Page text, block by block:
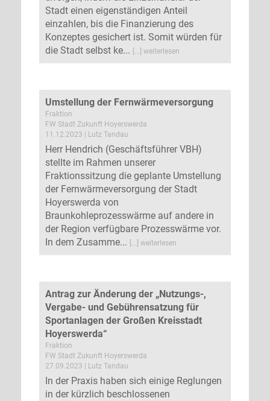
Stadt einen eigenständigen Anteil
einzahlen, bis die Finanzierung des
Konzeptes gesichert ist. Somit würden für
die Stadt selbst ke... [...] weiterlesen
Umstellung der Fernwärmeversorgung
Fraktion
FW Stadt Zukunft Hoyerswerda
11.12.2023 | Lutz Tandau
Herr Hendrich (Geschäftsführer VBH)
stellte im Rahmen unserer
Fraktionssitzung die geplante Umstellung
der Fernwärmeversorgung der Stadt
Hoyerswerda von
Braunkohleprozesswärme auf andere in
der Region verfügbare Prozesswärme vor.
In dem Zusamme... [...] weiterlesen
Antrag zur Änderung der „Nutzungs-,
Vergabe- und Gebührensatzung für
Sportanlagen der Großen Kreisstadt
Hoyerswerda“
Fraktion
FW Stadt Zukunft Hoyerswerda
27.09.2023 | Lutz Tandau
In der Praxis haben sich einige Reglungen
in der kürzlich beschlossenen